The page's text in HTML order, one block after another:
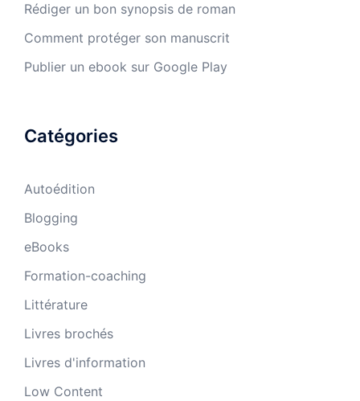
Rédiger un bon synopsis de roman
Comment protéger son manuscrit
Publier un ebook sur Google Play
Catégories
Autoédition
Blogging
eBooks
Formation-coaching
Littérature
Livres brochés
Livres d'information
Low Content